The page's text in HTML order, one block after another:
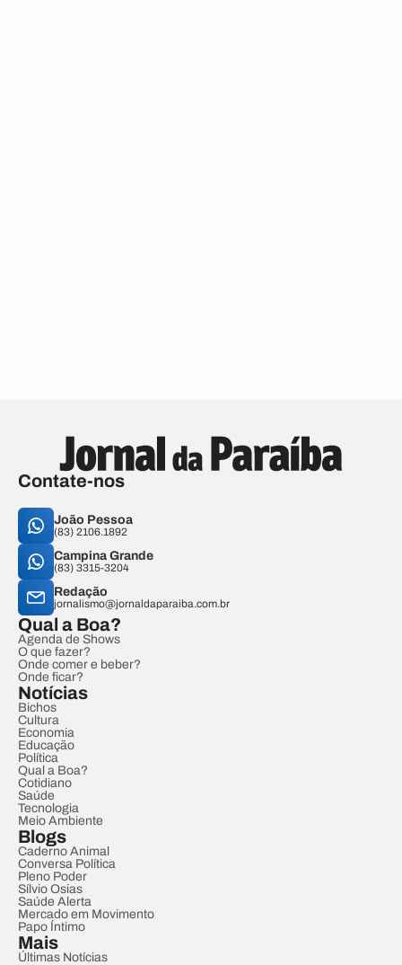
Contate-nos
João Pessoa
(83) 2106.1892
Campina Grande
(83) 3315-3204
Redação
jornalismo@jornaldaparaiba.com.br
Qual a Boa?
Agenda de Shows
O que fazer?
Onde comer e beber?
Onde ficar?
Notícias
Bichos
Cultura
Economia
Educação
Política
Qual a Boa?
Cotidiano
Saúde
Tecnologia
Meio Ambiente
Blogs
Caderno Animal
Conversa Política
Pleno Poder
Sílvio Osias
Saúde Alerta
Mercado em Movimento
Papo Íntimo
Mais
Últimas Notícias